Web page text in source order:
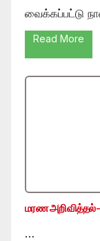
வைக்கப்பட்டு
Read More
மரண அறிவித்தல்-
…